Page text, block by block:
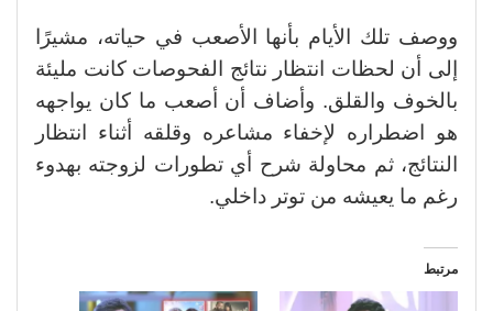
ووصف تلك الأيام بأنها الأصعب في حياته، مشيرًا
إلى أن لحظات انتظار نتائج الفحوصات كانت مليئة
بالخوف والقلق. وأضاف أن أصعب ما كان يواجهه
هو اضطراره لإخفاء مشاعره وقلقه أثناء انتظار
النتائج، ثم محاولة شرح أي تطورات لزوجته بهدوء
رغم ما يعيشه من توتر داخلي.
مرتبط